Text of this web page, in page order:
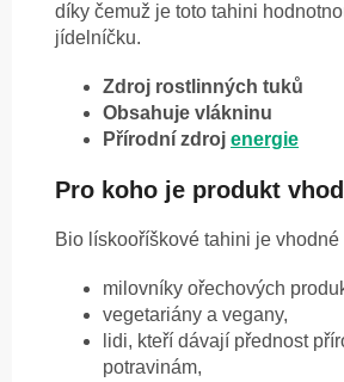
díky čemuž je toto tahini
jídelníčku.
Zdroj rostlinných tuků
Obsahuje vlákninu
Přírodní zdroj energie
Pro koho je produkt
Bio lískooříškové tahini je vhodné
milovníky ořechových
vegetariány a vegany,
lidi, kteří dávají přednost
potravinám,